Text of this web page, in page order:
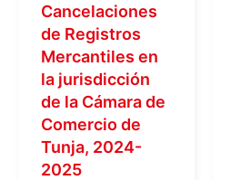
Cancelaciones
de Registros
Mercantiles en
la jurisdicción
de la Cámara de
Comercio de
Tunja, 2024-
2025